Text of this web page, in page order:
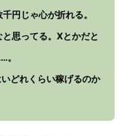
円じゃ心が折れる。
思ってる。Xとかだと
。
どれくらい稼げるのか